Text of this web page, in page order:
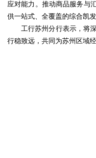
应对能力。推动商品服务与
供一站式、全覆盖的综合凯
工行苏州分行表示，将
行稳致远，共同为苏州区域